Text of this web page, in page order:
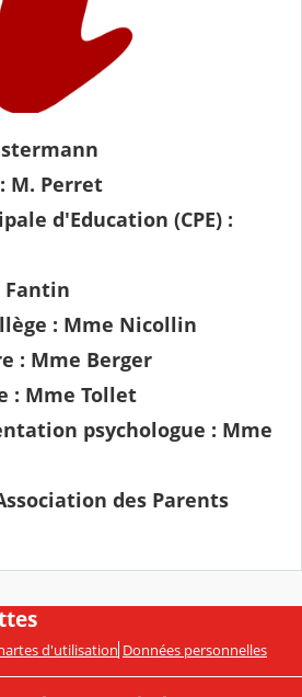
M. Perret
d'Education (CPE) :
Fantin
: Mme Nicollin
: Mme Berger
: Mme Tollet
psychologue : Mme
des Parents
d'utilisation Données personnelles